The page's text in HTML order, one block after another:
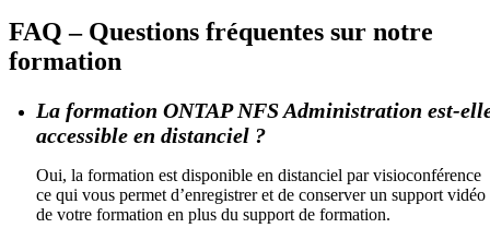
FAQ – Questions fréquentes sur notre
formation
La formation ONTAP NFS Administration est-
accessible en distanciel ?
Oui, la formation est disponible en distanciel par visioconférence
ce qui vous permet d’enregistrer et de conserver un support vidéo
de votre formation en plus du support de formation.